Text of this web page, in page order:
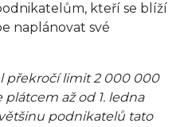
kteří se blíží
naplánovat své
překročí limit 2 000 000
plátcem až od 1. ledna
podnikatelů tato